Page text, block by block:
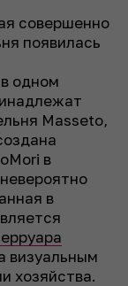
совершенно
появилась
одном
Masseto,
в
в
визуальным
хозяйства.